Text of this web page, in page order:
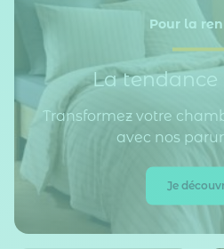
Pour la
La tendance
Transformez votre
avec nos
Je